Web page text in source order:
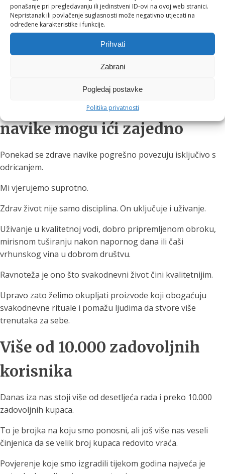
ponašanje pri pregledavanju ili jedinstveni ID-ovi na ovoj web stranici.
Nepristanak ili povlačenje suglasnosti može negativno utjecati na
određene karakteristike i funkcije.
Prihvati
Zabrani
Pogledaj postavke
Politika privatnosti
Dalmacije
Slavonije
drugih vrhunskih vinskih regija Hrvatske i regije
Posebno smo ponosni na suradnju s brojnim obiteljskim
vinarijama koje kroz svoje etikete pričaju autentične priče o
Vrhunski proizvodi i zdrave
navike mogu ići zajedno
Ponekad se zdrave navike pogrešno povezuju isključivo s
odricanjem.
Mi vjerujemo suprotno.
Zdrav život nije samo disciplina. On uključuje i uživanje.
Uživanje u kvalitetnoj vodi, dobro pripremljenom obroku,
mirisnom tuširanju nakon napornog dana ili čaši
vrhunskog vina u dobrom društvu.
Ravnoteža je ono što svakodnevni život čini kvalitetnijim.
Upravo zato želimo okupljati proizvode koji obogaćuju
svakodnevne rituale i pomažu ljudima da stvore više
trenutaka za sebe.
Više od 10.000 zadovoljnih
korisnika
Danas iza nas stoji više od desetljeća rada i preko 10.000
zadovoljnih kupaca.
To je brojka na koju smo ponosni, ali još više nas veseli
činjenica da se velik broj kupaca redovito vraća.
Povjerenje koje smo izgradili tijekom godina najveća je